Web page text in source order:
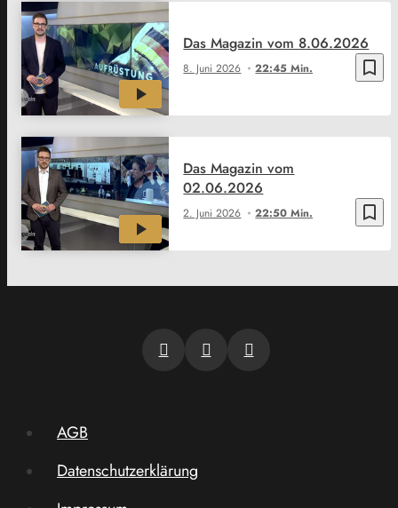
bookmark_border
8. Juni 2026 22:45 Min.
Das Magazin vom 8.06.2026
bookmark_border
2. Juni 2026 22:50 Min.
Das Magazin vom
02.06.2026
AGB
Datenschutzerklärung